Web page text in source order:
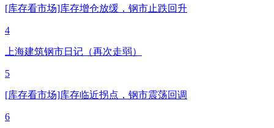
[库存看市场]库存增仓放缓，钢市止跌回升
4
上海建筑钢市日记（再次走弱）
5
[库存看市场]库存临近拐点，钢市震荡回调
6